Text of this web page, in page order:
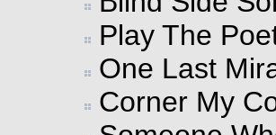
Play The
One Last
Corner My